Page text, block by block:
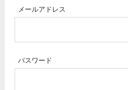
メールアドレス
パスワード